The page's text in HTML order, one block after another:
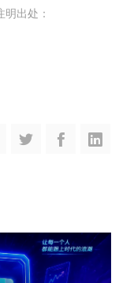
出处：